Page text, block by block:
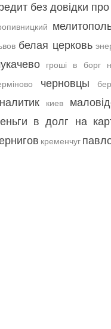
без довідки
белая церковь
гроші в борг
черновцы
киев
в долг на
кременчуг